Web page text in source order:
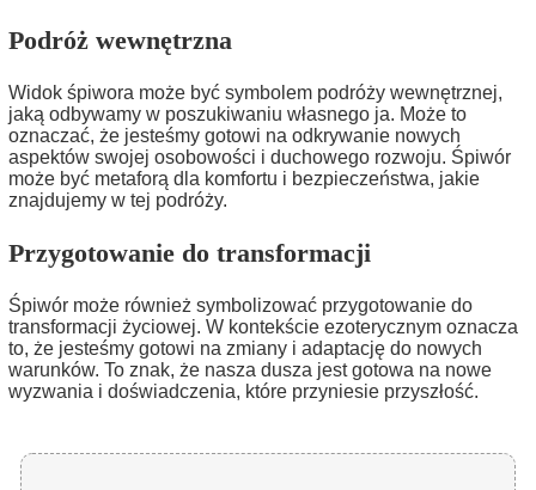
Podróż wewnętrzna
Widok śpiwora może być symbolem podróży wewnętrznej,
jaką odbywamy w poszukiwaniu własnego ja. Może to
oznaczać, że jesteśmy gotowi na odkrywanie nowych
aspektów swojej osobowości i duchowego rozwoju. Śpiwór
może być metaforą dla komfortu i bezpieczeństwa, jakie
znajdujemy w tej podróży.
Przygotowanie do transformacji
Śpiwór może również symbolizować przygotowanie do
transformacji życiowej. W kontekście ezoterycznym oznacza
to, że jesteśmy gotowi na zmiany i adaptację do nowych
warunków. To znak, że nasza dusza jest gotowa na nowe
wyzwania i doświadczenia, które przyniesie przyszłość.